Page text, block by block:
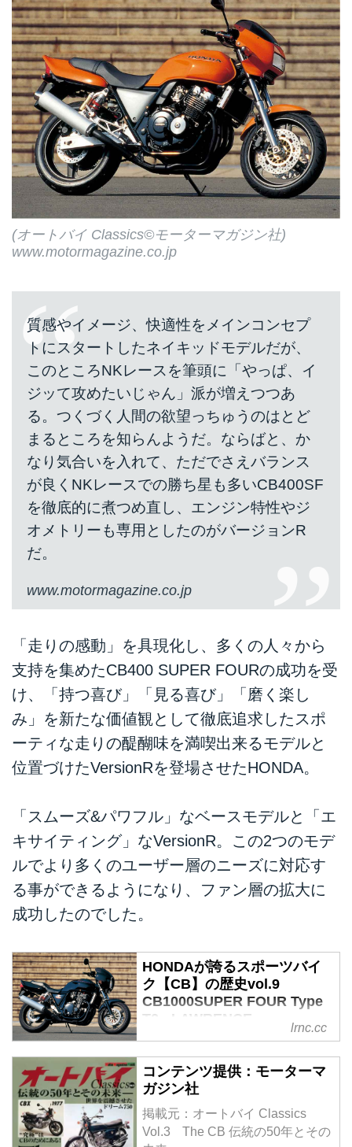
(オートバイ Classics©モーターマガジン社)
www.motormagazine.co.jp
質感やイメージ、快適性をメインコンセプ
トにスタートしたネイキッドモデルだが、
このところNKレースを筆頭に「やっぱ、イ
ジッて攻めたいじゃん」派が増えつつあ
る。つくづく人間の欲望っちゅうのはとど
まるところを知らんようだ。ならばと、か
なり気合いを入れて、ただでさえバランス
が良くNKレースでの勝ち星も多いCB400SF
を徹底的に煮つめ直し、エンジン特性やジ
オメトリーも専用としたのがバージョンR
だ。
www.motormagazine.co.jp
「走りの感動」を具現化し、多くの人々から
支持を集めたCB400 SUPER FOURの成功を受
け、「持つ喜び」「見る喜び」「磨く楽し
み」を新たな価値観として徹底追求したスポ
ーティな走りの醍醐味を満喫出来るモデルと
位置づけたVersionRを登場させたHONDA。
「スムーズ&パワフル」なベースモデルと「エ
キサイティング」なVersionR。この2つのモデ
ルでより多くのユーザー層のニーズに対応す
る事ができるようになり、ファン層の拡大に
成功したのでした。
HONDAが誇るスポーツバイ
ク【CB】の歴史vol.9
CB1000SUPER FOUR Type
T2 - LAWRENCE -
Motorcycle x Cars + α =
Your Life.
CB92が登場した1959 年。そこか
ら続くCBの歴史は日本のスポー
ツバイクの足跡そのものとも言え
る。歴代CBは様々な顔を持つ
lrnc.cc
コンテンツ提供：モーターマ
ガジン社
掲載元：オートバイ Classics
Vol.3 The CB 伝統の50年とその